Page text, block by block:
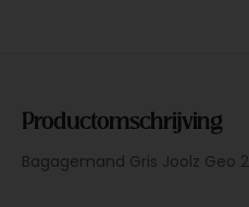
Productomschrijving
Bagagemand Gris Joolz Geo 2